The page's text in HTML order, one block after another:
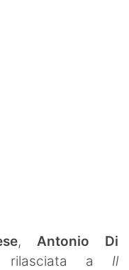
, Antonio Di
rilasciata a Il